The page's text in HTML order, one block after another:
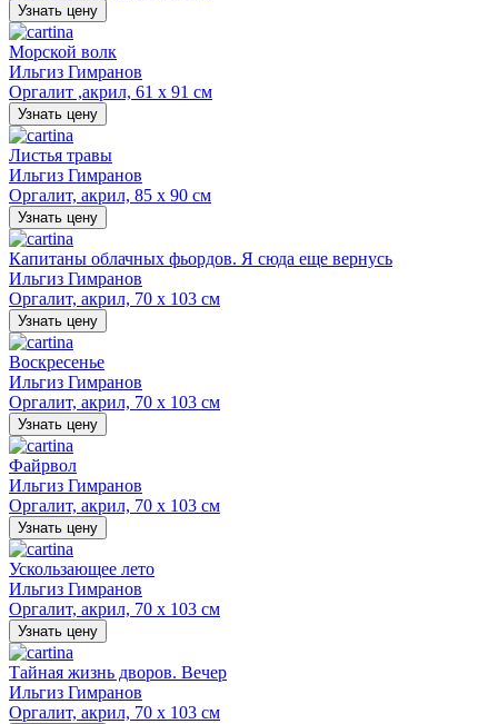
Узнать цену
Морской волк
Ильгиз Гимранов
Оргалит ,акрил, 61 х 91 см
Узнать цену
Листья травы
Ильгиз Гимранов
Оргалит, акрил, 85 х 90 см
Узнать цену
Капитаны облачных фьордов. Я сюда еще вернусь
Ильгиз Гимранов
Оргалит, акрил, 70 х 103 см
Узнать цену
Воскресенье
Ильгиз Гимранов
Оргалит, акрил, 70 х 103 см
Узнать цену
Файрвол
Ильгиз Гимранов
Оргалит, акрил, 70 х 103 см
Узнать цену
Ускользающее лето
Ильгиз Гимранов
Оргалит, акрил, 70 х 103 см
Узнать цену
Тайная жизнь дворов. Вечер
Ильгиз Гимранов
Оргалит, акрил, 70 х 103 см